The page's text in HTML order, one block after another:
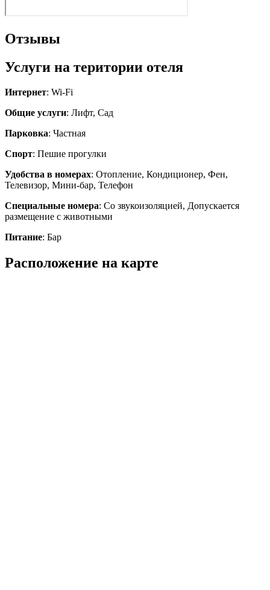
Отзывы
Услуги на територии отеля
Интернет: Wi-Fi
Общие услуги: Лифт, Сад
Парковка: Частная
Спорт: Пешие прогулки
Удобства в номерах: Отопление, Кондиционер, Фен,
Телевизор, Мини-бар, Телефон
Специальные номера: Со звукоизоляцией, Допускается
размещение с животными
Питание: Бар
Расположение на карте